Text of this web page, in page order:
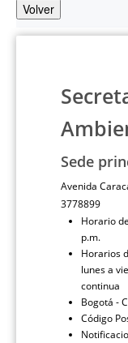
Volver
Sede
Avenida
3778899
Horario
p.m.
Horarios
lunes a
continua
Bogotá -
Código